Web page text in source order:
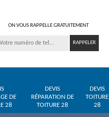
ON VOUS RAPPELLE GRATUITEMENT
DE
28
DEVIS
RÉPARATION DE
TOITURE 28
DEVIS
TOITURE
28